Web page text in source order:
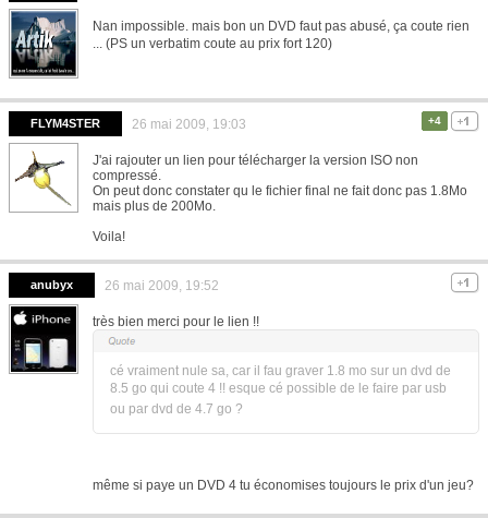
Nan impossible. mais bon un DVD faut pas abusé, ça coute rien
... (PS un verbatim coute au prix fort 120)
FLYM4STER 26 mai 2009, 19:03 +4
J'ai rajouter un lien pour télécharger la version ISO non
compressé.
On peut donc constater qu le fichier final ne fait donc pas 1.8Mo
mais plus de 200Mo.
Voila!
anubyx 26 mai 2009, 19:52
très bien merci pour le lien !!
cé vraiment nule sa, car il fau graver 1.8 mo sur un dvd de
8.5 go qui coute 4 !! esque cé possible de le faire par usb
ou par dvd de 4.7 go ?
même si paye un DVD 4 tu économises toujours le prix d'un jeu?